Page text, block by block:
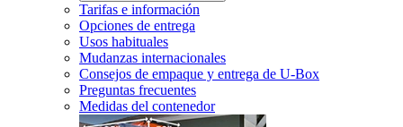
Tarifas e información
Opciones de entrega
Usos habituales
Mudanzas internacionales
Consejos de empaque y entrega de U-Box
Preguntas frecuentes
Medidas del contenedor